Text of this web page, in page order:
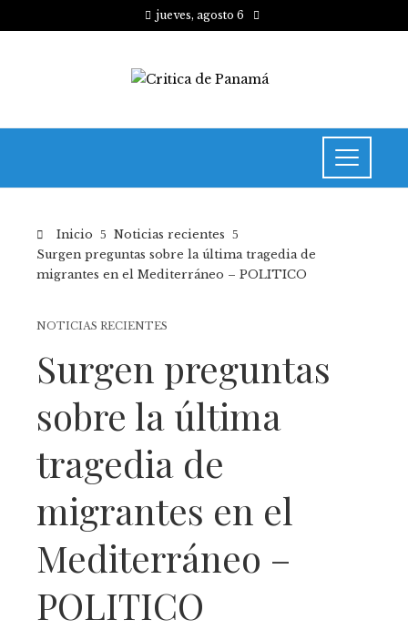
jueves, agosto 6
Inicio
Noticias recientes
Surgen preguntas sobre la última tragedia de
migrantes en el Mediterráneo – POLITICO
NOTICIAS RECIENTES
Surgen preguntas
sobre la última
tragedia de
migrantes en el
Mediterráneo –
POLITICO